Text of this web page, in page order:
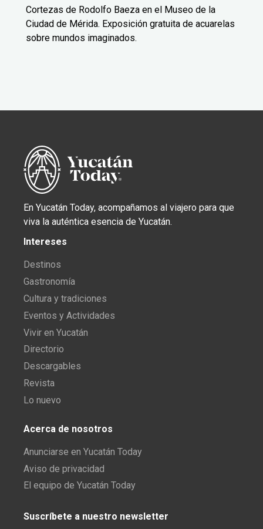
Cortezas de Rodolfo Baeza en el Museo de la
Ciudad de Mérida. Exposición gratuita de acuarelas
sobre mundos imaginados.
En Yucatán Today, acompañamos al viajero para que
viva la auténtica esencia de Yucatán.
Intereses
Destinos
Gastronomía
Cultura y tradiciones
Eventos y Actividades
Vivir en Yucatán
Directorio
Descargables
Revista
Lo nuevo
Acerca de nosotros
Anunciarse en Yucatán Today
Aviso de privacidad
El equipo de Yucatán Today
Suscríbete a nuestro newsletter